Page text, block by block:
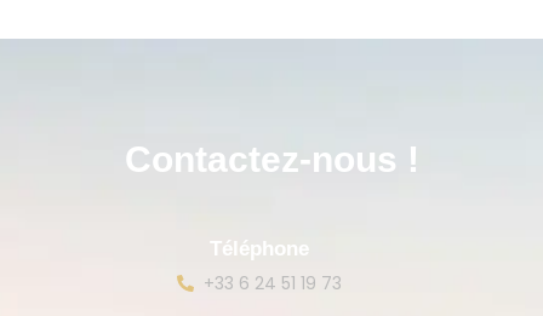
Contactez-nous !
Téléphone
+33 6 24 51 19 73